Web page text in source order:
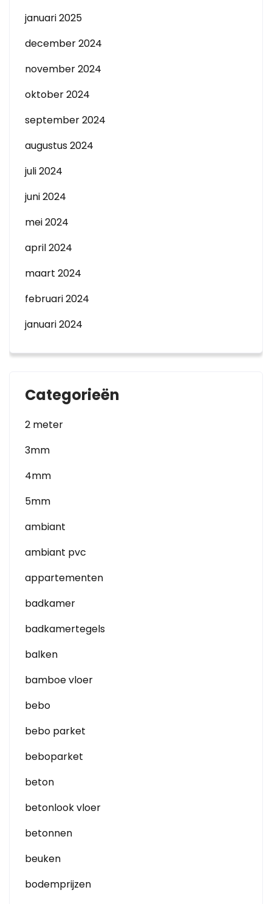
januari 2025
december 2024
november 2024
oktober 2024
september 2024
augustus 2024
juli 2024
juni 2024
mei 2024
april 2024
maart 2024
februari 2024
januari 2024
Categorieën
2 meter
3mm
4mm
5mm
ambiant
ambiant pvc
appartementen
badkamer
badkamertegels
balken
bamboe vloer
bebo
bebo parket
beboparket
beton
betonlook vloer
betonnen
beuken
bodemprijzen